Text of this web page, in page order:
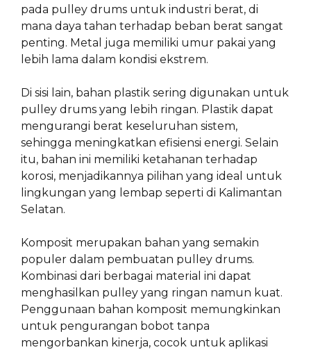
pada pulley drums untuk industri berat, di
mana daya tahan terhadap beban berat sangat
penting. Metal juga memiliki umur pakai yang
lebih lama dalam kondisi ekstrem.
Di sisi lain, bahan plastik sering digunakan untuk
pulley drums yang lebih ringan. Plastik dapat
mengurangi berat keseluruhan sistem,
sehingga meningkatkan efisiensi energi. Selain
itu, bahan ini memiliki ketahanan terhadap
korosi, menjadikannya pilihan yang ideal untuk
lingkungan yang lembap seperti di Kalimantan
Selatan.
Komposit merupakan bahan yang semakin
populer dalam pembuatan pulley drums.
Kombinasi dari berbagai material ini dapat
menghasilkan pulley yang ringan namun kuat.
Penggunaan bahan komposit memungkinkan
untuk pengurangan bobot tanpa
mengorbankan kinerja, cocok untuk aplikasi